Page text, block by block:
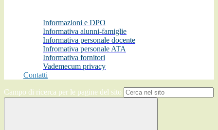
Informazioni e DPO
Informativa alunni-famiglie
Informativa personale docente
Infromativa personale ATA
Informativa fornitori
Vademecum privacy
Contatti
Campo di ricerca per le pagine del sito